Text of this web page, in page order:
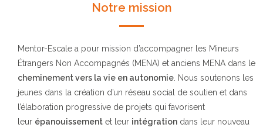
Notre mission
Mentor-Escale a pour mission d’accompagner les Mineurs
Étrangers Non Accompagnés (MENA) et anciens MENA dans le
cheminement vers la vie en autonomie . Nous soutenons les
jeunes dans la création d’un réseau social de soutien et dans
l’élaboration progressive de projets qui favorisent
leur épanouissement et leur intégration dans leur nouveau